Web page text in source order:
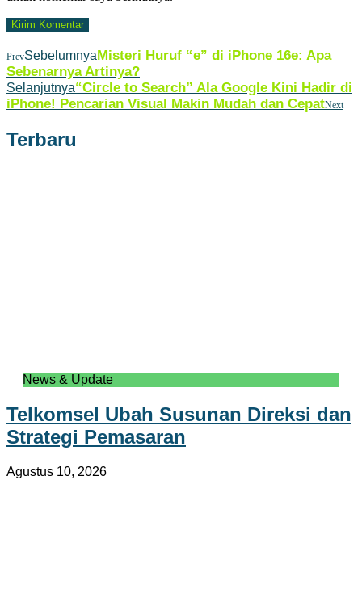
PrevSebelumnyaMisteri Huruf “e” di iPhone 16e: Apa
Sebenarnya Artinya?
Selanjutnya“Circle to Search” Ala Google Kini Hadir di
iPhone! Pencarian Visual Makin Mudah dan CepatNext
Terbaru
News & Update
Telkomsel Ubah Susunan Direksi dan
Strategi Pemasaran
Agustus 10, 2026